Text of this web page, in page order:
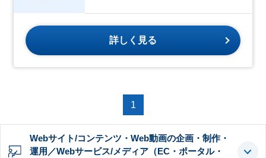
詳しく見る
1
Webサイト/コンテンツ・Web動画の企画・制作・
運用／Webサービス/メディア（EC・ポータル・